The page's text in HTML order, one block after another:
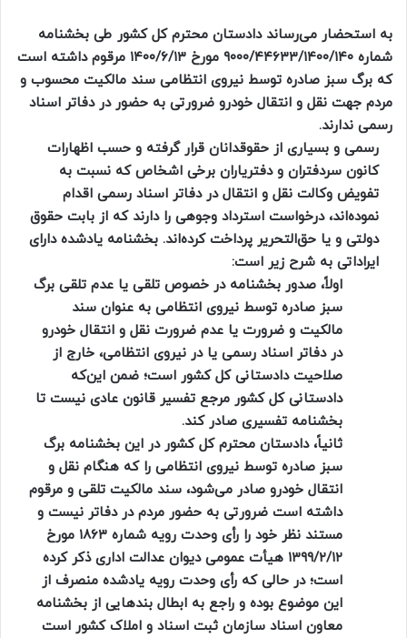
به استحضار می‌رساند دادستان محترم کل کشور طی بخشنامه
شماره ۹۰۰۰/۴۴۶۳۳/۱۴۰۰/۱۴۰ مورخ ۱۴۰۰/۶/۱۳ مرقوم داشته است
که برگ سبز صادره توسط نیروی انتظامی سند مالکیت محسوب و
مردم جهت نقل و انتقال خودرو ضرورتی به حضور در دفاتر اسناد
رسمی ندارند.
رسمی و بسیاری از حقوقدانان قرار گرفته و حسب اظهارات
کانون سردفتران و دفتریاران برخی اشخاص که نسبت به
تفویض وکالت نقل و انتقال در دفاتر اسناد رسمی اقدام
نموده‌اند، درخواست استرداد وجوهی را دارند که از بابت حقوق
دولتی و یا حق‌التحریر پرداخت کرده‌اند. بخشنامه یادشده دارای
ایراداتی به شرح زیر است:
اولاً، صدور بخشنامه در خصوص تلقی یا عدم تلقی برگ
سبز صادره توسط نیروی انتظامی به عنوان سند
مالکیت و ضرورت یا عدم ضرورت نقل و انتقال خودرو
در دفاتر اسناد رسمی یا در نیروی انتظامی، خارج از
صلاحیت دادستانی کل کشور است؛ ضمن این‌که
دادستانی کل کشور مرجع تفسیر قانون عادی نیست تا
بخشنامه تفسیری صادر کند.
ثانیاً، دادستان محترم کل کشور در این بخشنامه برگ
سبز صادره توسط نیروی انتظامی را که هنگام نقل و
انتقال خودرو صادر می‌شود، سند مالکیت تلقی و مرقوم
داشته است ضرورتی به حضور مردم در دفاتر نیست و
مستند نظر خود را رأی وحدت رویه شماره ۱۸۶۳ مورخ
۱۳۹۹/۲/۱۲ هیأت عمومی دیوان عدالت اداری ذکر کرده
است؛ در حالی که رأی وحدت رویه یادشده منصرف از
این موضوع بوده و راجع به ابطال بندهایی از بخشنامه
معاون اسناد سازمان ثبت اسناد و املاک کشور است